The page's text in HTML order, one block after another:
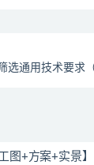
选通用技术要求
图+方案+实景】